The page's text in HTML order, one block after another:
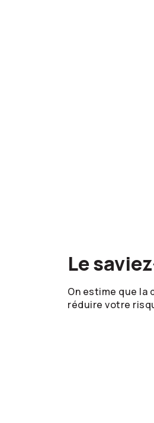
Le
On estime que la
réduire votre